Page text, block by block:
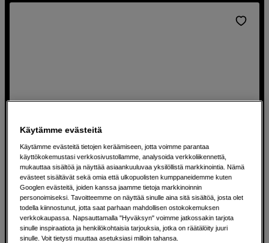
AF-S DX Nikkor 18-300mm f/3,5-6,3G ED VR
Nikon AF-S DX Nikkor 18-300mm f/3,5-6,3G ED VR
Vastaa 27-450 mm
Käytämme evästeitä
Käytämme evästeitä tietojen keräämiseen, jotta voimme parantaa
käyttökokemustasi verkkosivustollamme, analysoida verkkoliikennettä,
mukauttaa sisältöä ja näyttää asiaankuuluvaa yksilöllistä markkinointia. Nämä
evästeet sisältävät sekä omia että ulkopuolisten kumppaneidemme kuten
Googlen evästeitä, joiden kanssa jaamme tietoja markkinoinnin
personoimiseksi. Tavoitteemme on näyttää sinulle aina sitä sisältöä, josta olet
todella kiinnostunut, jotta saat parhaan mahdollisen ostokokemuksen
verkkokaupassa. Napsauttamalla "Hyväksyn" voimme jatkossakin tarjota
sinulle inspiraatiota ja henkilökohtaisia tarjouksia, jotka on räätälöity juuri
sinulle. Voit tietysti muuttaa asetuksiasi milloin tahansa.